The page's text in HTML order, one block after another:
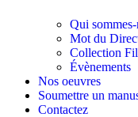
Qui
Mot du
Collection
Évènements
Nos oeuvres
Soumettre un
Contactez